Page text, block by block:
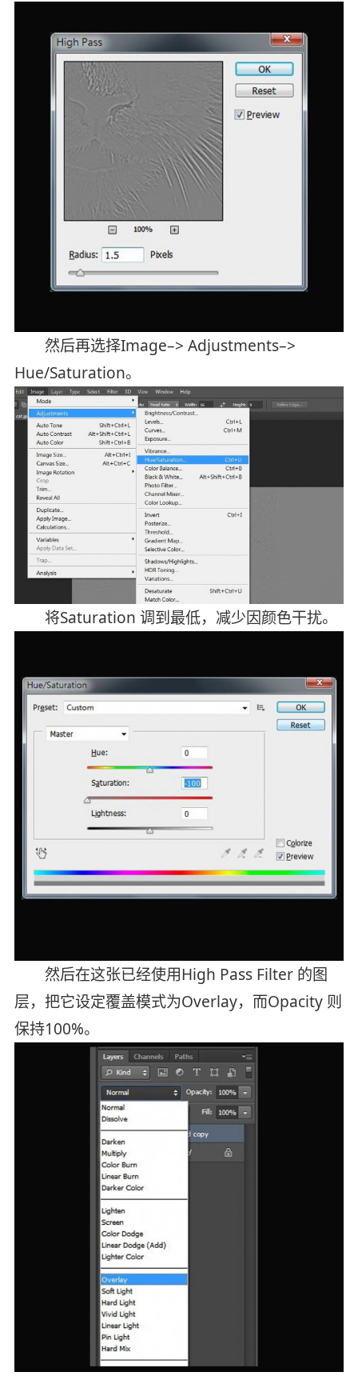
然后再选择Image–> Adjustments–>
Hue/Saturation。
将Saturation 调到最低，减少因颜色干扰。
然后在这张已经使用High Pass Filter 的图
层，把它设定覆盖模式为Overlay，而Opacity 则
保持100%。